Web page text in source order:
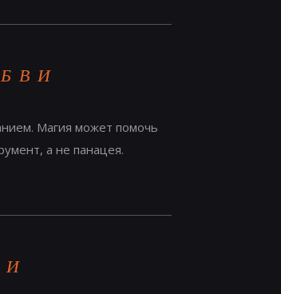
Магия может помочь
а не панацея.